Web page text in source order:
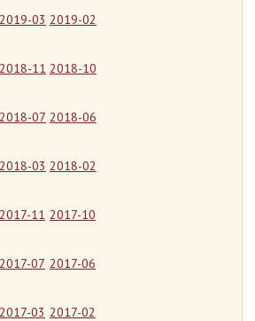
2019-03 2019-02
2018-11 2018-10
2018-07 2018-06
2018-03 2018-02
2017-11 2017-10
2017-07 2017-06
2017-03 2017-02